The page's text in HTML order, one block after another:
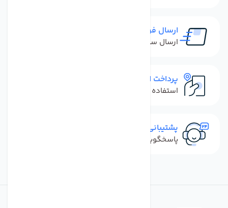
ارسال فوری
ارسال سفارش در کمترین زمان ممکن
پرداخت امن
استفاده از روش‌های پرداخت امن
پشتیبانی سریع
پاسخگویی سریع به تماس‌ها و پیام‌ها